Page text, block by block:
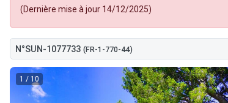
(Dernière mise à jour 14/12/2025)
N°SUN-1077733 (FR-1-770-44)
1 / 10